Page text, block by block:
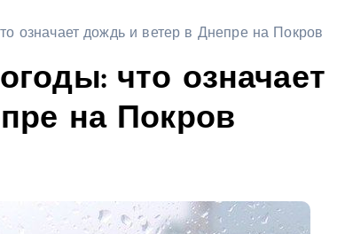
означает дождь и ветер в Днепре на Покров
что означает
на Покров